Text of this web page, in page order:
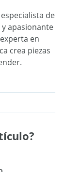
de
apasionante
en
crea piezas